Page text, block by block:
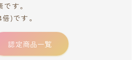
す。
)です。
認定商品一覧